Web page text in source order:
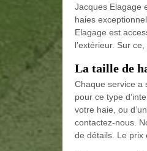
Jacques Elagage
haies
Elagage est
l’extérieur. Sur
La taille de
Chaque service a
pour ce type
votre haie, ou
contactez-nous.
de détails. Le prix